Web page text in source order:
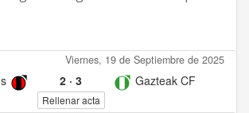
Viernes, 19 de Septiembre de 2025
2· 3 Gazteak CF
Rellenar acta